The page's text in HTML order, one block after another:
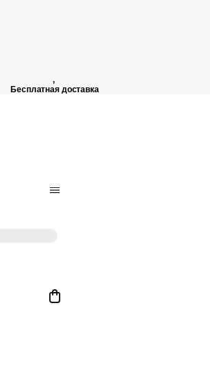
,
Бесплатная доставка